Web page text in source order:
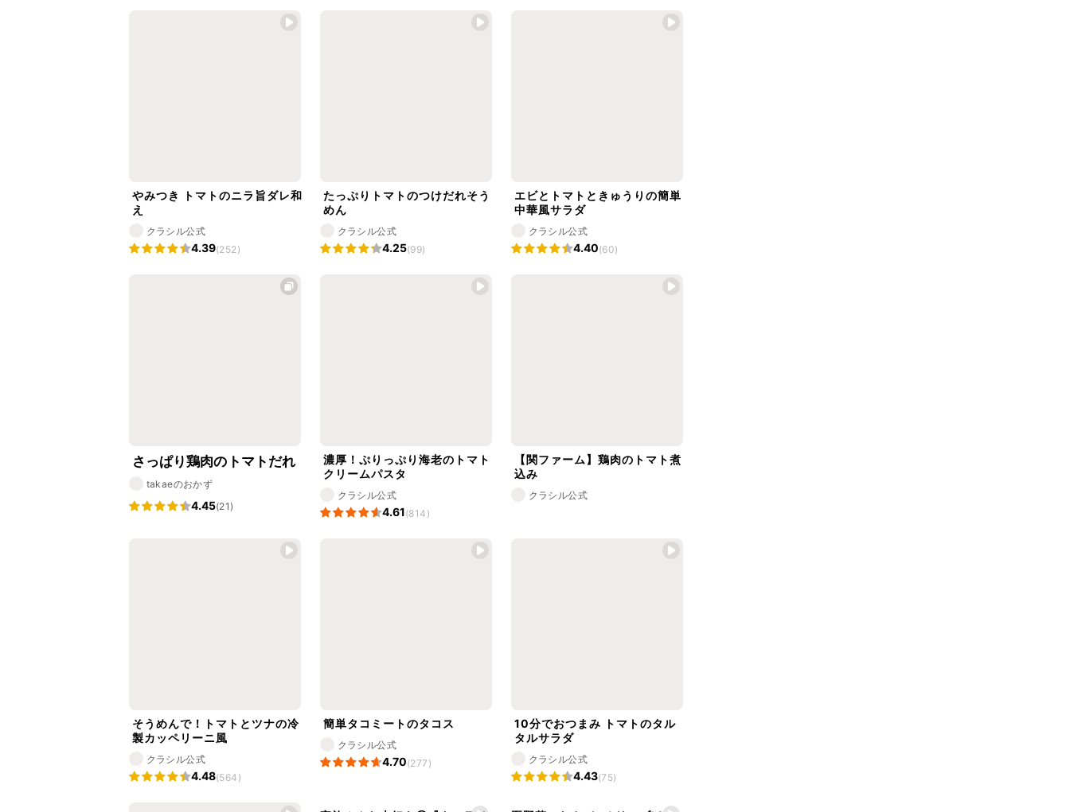
やみつき トマトのニラ旨ダレ和
え
クラシル公式
4.39(252)
たっぷりトマトのつけだれそう
めん
クラシル公式
4.25(99)
エビとトマトときゅうりの簡単
中華風サラダ
クラシル公式
4.40(60)
さっぱり鶏肉のトマトだれ
takaeのおかず
4.45(21)
濃厚！ぷりっぷり海老のトマト
クリームパスタ
クラシル公式
4.61(814)
【関ファーム】︎︎︎鶏肉のトマト煮
込み
クラシル公式
そうめんで！トマトとツナの冷
製カッペリーニ風
クラシル公式
4.48(564)
簡単タコミートのタコス
クラシル公式
4.70(277)
10分でおつまみ トマトのタル
タルサラダ
クラシル公式
4.43(75)